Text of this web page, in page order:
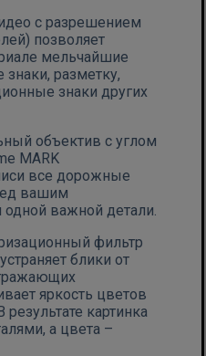
с разрешением
позволяет
мельчайшие
разметку,
знаки других
объектив с углом
MARK
все дорожные
вашим
важной детали.
фильтр
блики от
яркость цветов
картинка
а цвета –